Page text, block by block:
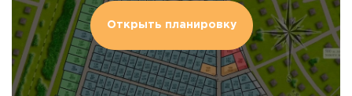
Открыть планировку